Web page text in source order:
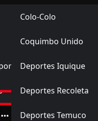
el
Primera
Colo-Colo
Coquimbo Unido
Deportes Iquique
Deportes Recoleta
Deportes Temuco
Ascenso
vs Deportes Puerto
FORMATIVO
U. DE CONCEPCIÓN JUVENIL 3